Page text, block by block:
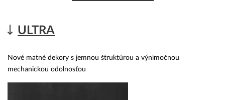
ULTRA
Nové matné dekory s jemnou štruktúrou a výnimočnou
mechanickou odolnosťou